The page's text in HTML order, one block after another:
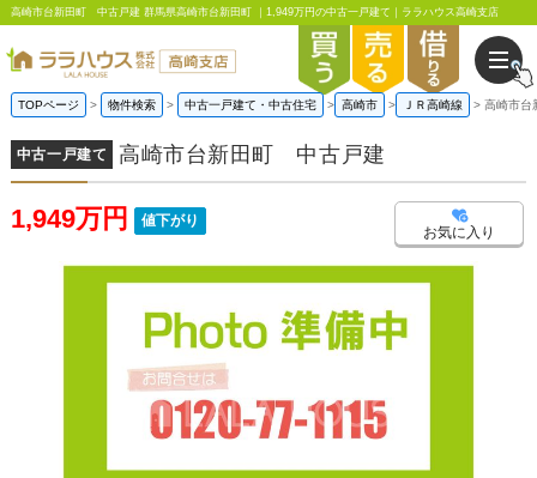
高崎市台新田町 中古戸建 群馬県高崎市台新田町 ｜1,949万円の中古一戸建て｜ララハウス高崎支店
TOPページ 物件検索 中古一戸建て・中古住宅 高崎市 ＪＲ高崎線 高崎市
中古一戸建て 高崎市台新田町 中古戸建
1,949万円 値下がり
お気に入り